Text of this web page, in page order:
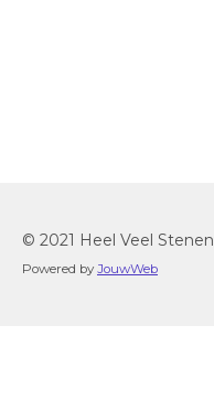
© 2021 Heel Veel Stenen
Powered by JouwWeb